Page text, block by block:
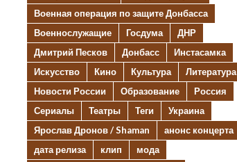
Военная операция по защите Донбасса
Военнослужащие
Госдума
ДНР
Дмитрий Песков
Донбасс
Инстасамка
Искусство
Кино Культура
Литература
Новости России
Образование
Россия
Сериалы
Театры Теги
Украина
Ярослав Дронов / Shaman
анонс концерта
дата релиза
клип
мода